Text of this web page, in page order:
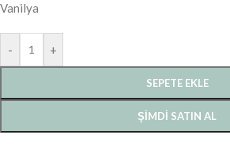
Vanilya
- +
SEPETE EKLE
ŞIMDI SATIN AL